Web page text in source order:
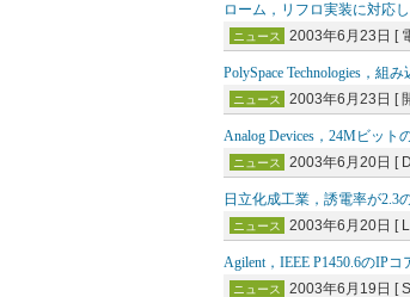
ローム，リフロ実装に対応
ニュース 2003年6月23日 [
PolySpace Technologies，
ニュース 2003年6月23日 [
Analog Devices，24Mビッ
ニュース 2003年6月20日 [
日立化成工業，誘電率が2.3
ニュース 2003年6月20日 [
Agilent，IEEE P1450.6のIP
ニュース 2003年6月19日 [